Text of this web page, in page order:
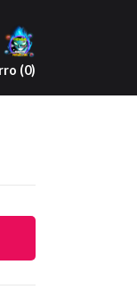
(0)